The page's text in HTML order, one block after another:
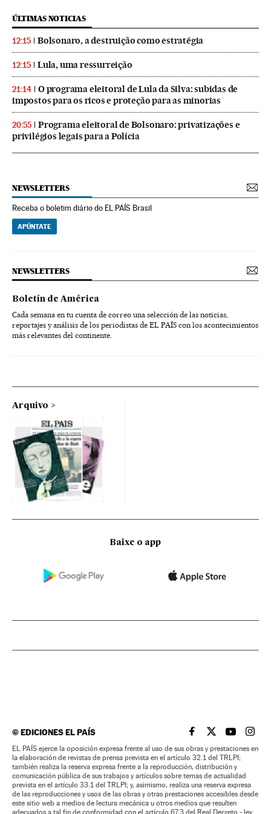
ÚLTIMAS NOTICIAS
12:15 Bolsonaro, a destruição como estratégia
12:15 Lula, uma ressurreição
21:14
O programa eleitoral de Lula da Silva: subidas de
impostos para os ricos e proteção para as minorias
20:55
Programa eleitoral de Bolsonaro: privatizações e
privilégios legais para a Polícia
NEWSLETTERS
Receba o boletim diário do EL PAÍS Brasil
APÚNTATE
NEWSLETTERS
Boletín de América
Cada semana en tu cuenta de correo una selección de las noticias,
reportajes y análisis de los periodistas de EL PAÍS con los acontecimientos
más relevantes del continente.
Arquivo
Baixe o app
©EDICIONES EL PAÍS EL PAÍS BRASIL EN
EL PAÍSEL PAÍS
EL
EL PAÍS ejerce la oposición expresa frente al uso de sus obras y prestaciones en
la elaboración de revistas de prensa prevista en el artículo 32.1 del TRLPI;
también realiza la reserva expresa frente a la reproducción, distribución y
comunicación pública de sus trabajos y artículos sobre temas de actualidad
prevista en el artículo 33.1 del TRLPI; y, asimismo, realiza una reserva expresa
de las reproducciones y usos de las obras y otras prestaciones accesibles desde
este sitio web a medios de lectura mecánica u otros medios que resulten
adecuados a tal fin de conformidad con el artículo 67.3 del Real Decreto - ley